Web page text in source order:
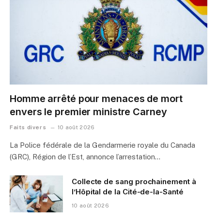
Homme arrêté pour menaces de mort
envers le premier ministre Carney
Faits divers 10 août 2026
La Police fédérale de la Gendarmerie royale du Canada
(GRC), Région de l’Est, annonce l’arrestation…
Collecte de sang prochainement à
l’Hôpital de la Cité-de-la-Santé
10 août 2026